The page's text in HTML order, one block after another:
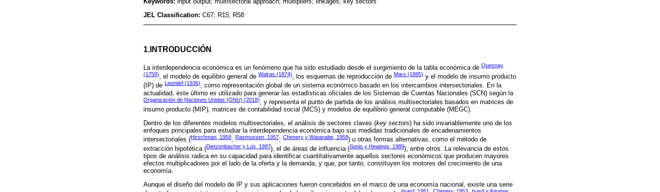
JEL Classification: C67; R15; R58
1.INTRODUCCIÓN
La interdependencia económica es un fenómeno que ha sido estudiado desde el surgimiento de la tabla económica de Quesnay
(1758), el modelo de equilibro general de Walras (1874), los esquemas de reproducción de Marx (1885) y el modelo de insumo producto
(IP) de
Leontief (1936); como representación global de un sistema económico basado en los intercambios intersectoriales. En la
actualidad, éste último es utilizado para generar las estadísticas oficiales de los Sistemas de Cuentas Nacionales (SCN) según la
Organización de Naciones Unidas (ONU) (2018), y representa el punto de partida de los análisis multisectoriales basados en matrices de
insumo producto (MIP), matrices de contabilidad social (MCS) y modelos de equilibrio general computable (MEGC).
Dentro de los diferentes modelos multisectoriales, el análisis de sectores claves (key sectors) ha sido invariablemente uno de los
enfoques principales para estudiar la interdependencia económica bajo sus medidas tradicionales de encadenamientos
intersectoriales (Hirschman, 1958; Rasmussen, 1957; Chenery y Watanabe, 1958) u otras formas alternativas, como el método de
extracción hipotética (Dietzenbacher y Los, 1997), el de áreas de influencia (Sonis y Hewings, 1989), entre otros. La relevancia de estos
tipos de análisis radica en su capacidad para identificar cuantitativamente aquellos sectores económicos que producen mayores
efectos multiplicadores por el lado de la oferta y la demanda, y que, por tanto, constituyen los motores del crecimiento de una
economía.
Aunque el diseño del modelo de IP y sus aplicaciones fueron concebidos en el marco de una economía nacional, existe una serie